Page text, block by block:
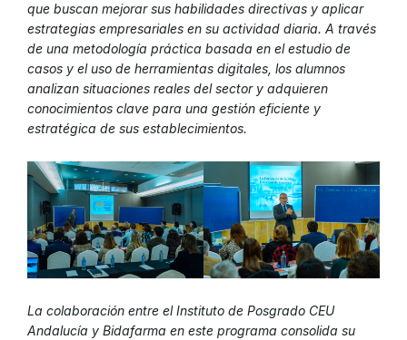
que buscan mejorar sus habilidades directivas y aplicar
estrategias empresariales en su actividad diaria. A través
de una metodología práctica basada en el estudio de
casos y el uso de herramientas digitales, los alumnos
analizan situaciones reales del sector y adquieren
conocimientos clave para una gestión eficiente y
estratégica de sus establecimientos.
La colaboración entre el Instituto de Posgrado CEU
Andalucía y Bidafarma en este programa consolida su